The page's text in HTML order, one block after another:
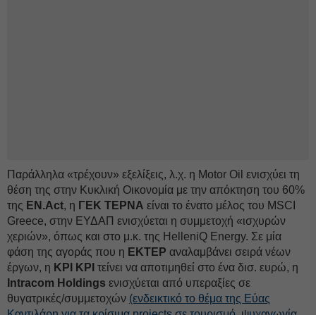
Παράλληλα «τρέχουν» εξελίξεις, λ.χ. η Motor Oil ενισχύει τη
θέση της στην Κυκλική Οικονομία με την απόκτηση του 60%
της EN.Act, η ΓΕΚ ΤΕΡΝΑ είναι το ένατο μέλος του MSCI
Greece, στην ΕΥΔΑΠ ενισχύεται η συμμετοχή «ισχυρών
χεριών», όπως και στο μ.κ. της HelleniQ Energy. Σε μία
φάση της αγοράς που η ΕΚΤΕΡ αναλαμβάνει σειρά νέων
έργων, η ΚΡΙ ΚΡΙ τείνει να αποτιμηθεί στο ένα δισ. ευρώ, η
Intracom Holdings ενισχύεται από υπεραξίες σε
θυγατρικές/συμμετοχών (ενδεικτικό το θέμα της Εύας